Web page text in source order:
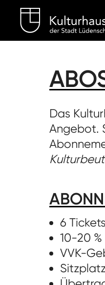
Das
Angebot.
6
10-20
VVK-